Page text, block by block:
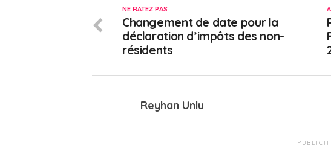
NE RATEZ PAS
Changement de date pour la
déclaration d’impôts des non-
résidents
Reyhan Unlu